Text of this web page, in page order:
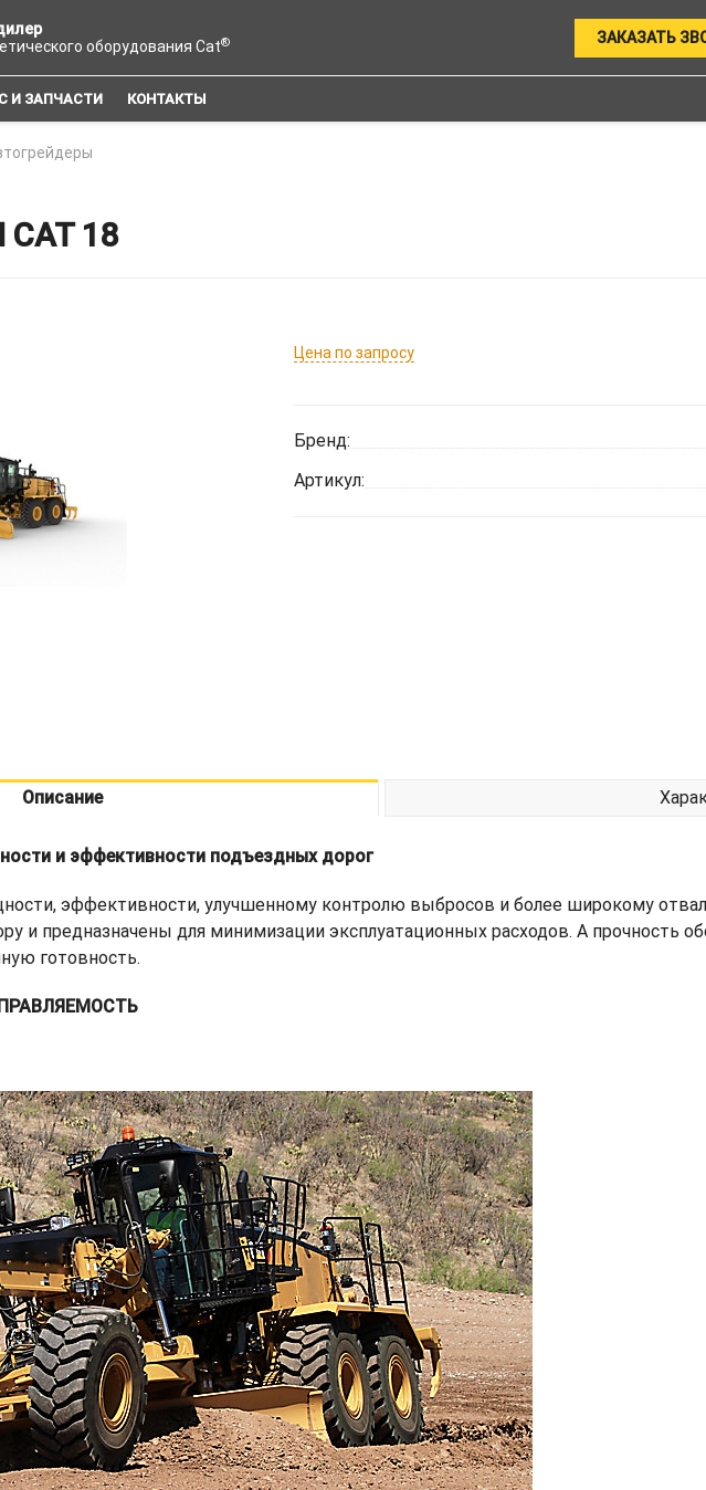
оборудования Cat® ЗАКАЗАТЬ
И ЗАПЧАСТИ КОНТАКТЫ
18
Цена по запросу
Бренд:
Артикул:
Описание
и эффективности подъездных дорог
эффективности, улучшенному контролю выбросов и более широкому
и предназначены для минимизации эксплуатационных расходов. А прочность
готовность.